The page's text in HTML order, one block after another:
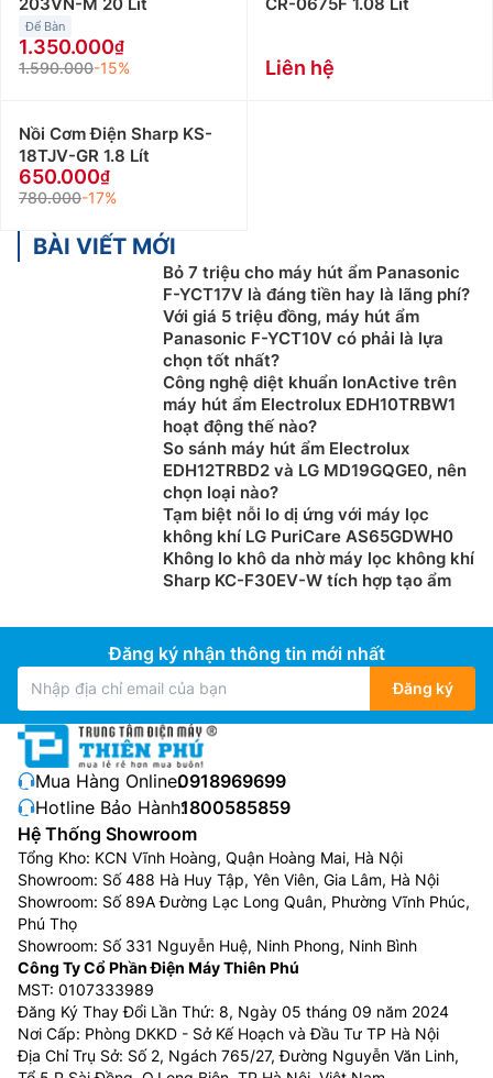
Để Bàn
1.350.000
1.590.000-15% Liên hệ
Nồi Cơm Điện Sharp KS-
18TJV-GR 1.8 Lít
650.000
780.000-17%
BÀI VIẾT MỚI
Bỏ 7 triệu cho máy hút ẩm Panasonic
F-YCT17V là đáng tiền hay là lãng phí?
Với giá 5 triệu đồng, máy hút ẩm
Panasonic F-YCT10V có phải là lựa
chọn tốt nhất?
Công nghệ diệt khuẩn IonActive trên
máy hút ẩm Electrolux EDH10TRBW1
hoạt động thế nào?
So sánh máy hút ẩm Electrolux
EDH12TRBD2 và LG MD19GQGE0, nên
chọn loại nào?
Tạm biệt nỗi lo dị ứng với máy lọc
không khí LG PuriCare AS65GDWH0
Không lo khô da nhờ máy lọc không khí
Sharp KC-F30EV-W tích hợp tạo ẩm
Đăng ký nhận thông tin mới nhất
Đăng ký
Mua Hàng Online:0918969699
Hotline Bảo Hành:1800585859
Hệ Thống Showroom
Tổng Kho: KCN Vĩnh Hoàng, Quận Hoàng Mai, Hà Nội
Showroom: Số 488 Hà Huy Tập, Yên Viên, Gia Lâm, Hà Nội
Showroom: Số 89A Đường Lạc Long Quân, Phường Vĩnh Phúc,
Phú Thọ
Showroom: Số 331 Nguyễn Huệ, Ninh Phong, Ninh Bình
Công Ty Cổ Phần Điện Máy Thiên Phú
MST: 0107333989
Đăng Ký Thay Đổi Lần Thứ: 8, Ngày 05 tháng 09 năm 2024
Nơi Cấp: Phòng DKKD - Sở Kế Hoạch và Đầu Tư TP Hà Nội
Địa Chỉ Trụ Sở: Số 2, Ngách 765/27, Đường Nguyễn Văn Linh,